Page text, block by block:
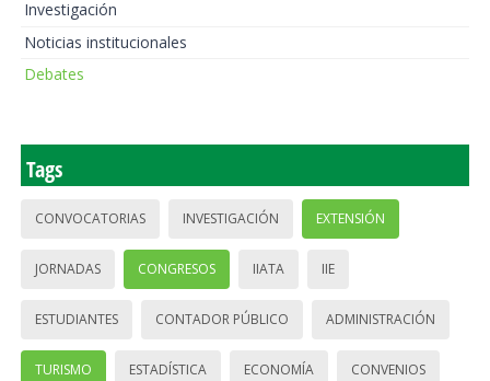
Investigación
Noticias institucionales
Debates
Tags
CONVOCATORIAS INVESTIGACIÓN EXTENSIÓN
JORNADAS CONGRESOS IIATA IIE
ESTUDIANTES CONTADOR PÚBLICO ADMINISTRACIÓN
TURISMO ESTADÍSTICA ECONOMÍA CONVENIOS